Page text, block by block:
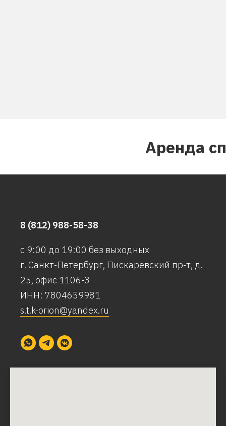
Аренда
8 (812) 988-58-38
с 9:00 до 19:00 без выходных
г. Санкт-Петербург, Пискаревский пр-т, д.
25, офис 1106-3
ИНН: 7804659981
s.t.k-orion@yandex.ru